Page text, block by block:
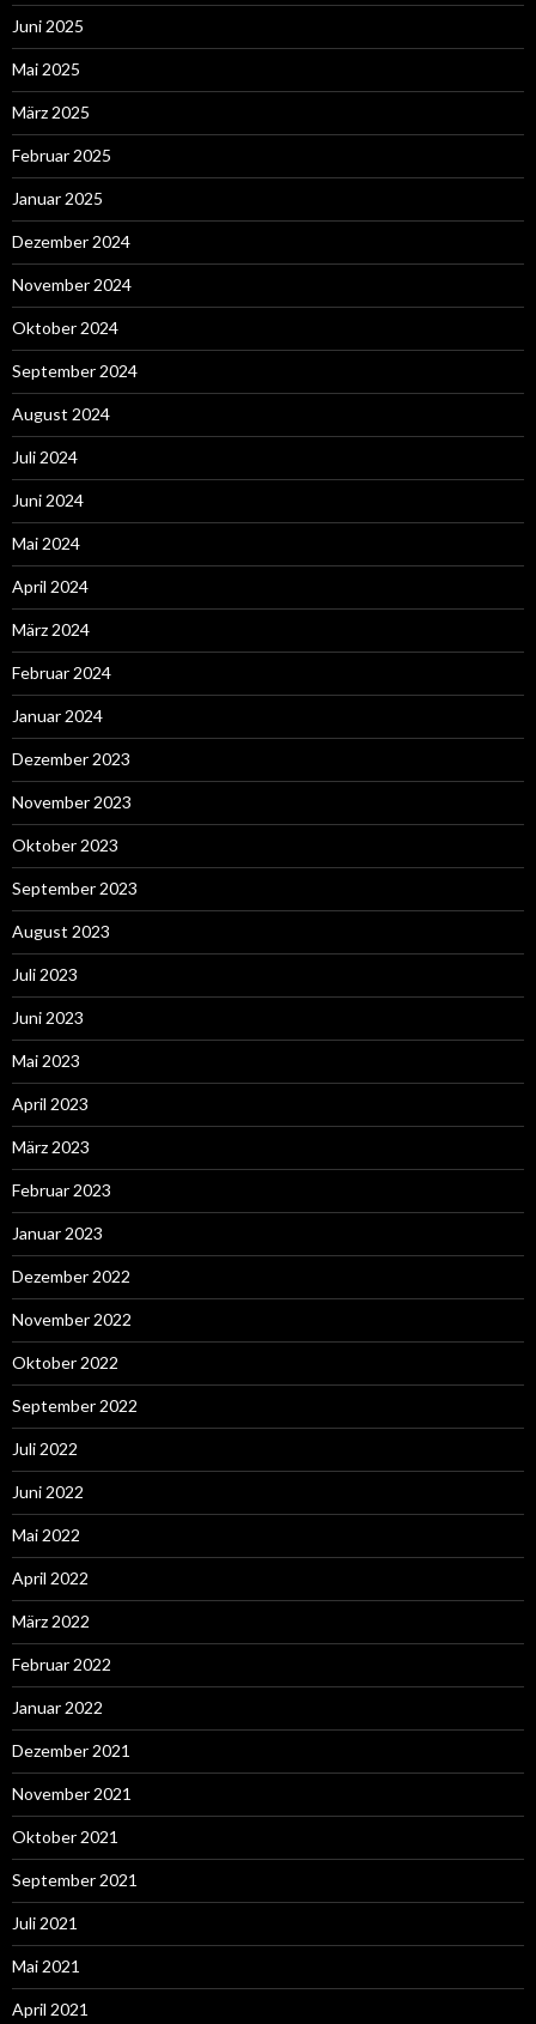
Juni 2025
Mai 2025
März 2025
Februar 2025
Januar 2025
Dezember 2024
November 2024
Oktober 2024
September 2024
August 2024
Juli 2024
Juni 2024
Mai 2024
April 2024
März 2024
Februar 2024
Januar 2024
Dezember 2023
November 2023
Oktober 2023
September 2023
August 2023
Juli 2023
Juni 2023
Mai 2023
April 2023
März 2023
Februar 2023
Januar 2023
Dezember 2022
November 2022
Oktober 2022
September 2022
Juli 2022
Juni 2022
Mai 2022
April 2022
März 2022
Februar 2022
Januar 2022
Dezember 2021
November 2021
Oktober 2021
September 2021
Juli 2021
Mai 2021
April 2021